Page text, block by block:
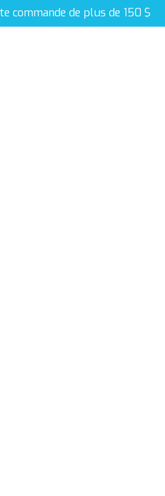
commande de plus de 150 $